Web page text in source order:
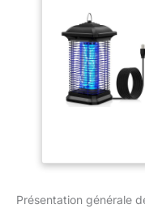
Présentation générale